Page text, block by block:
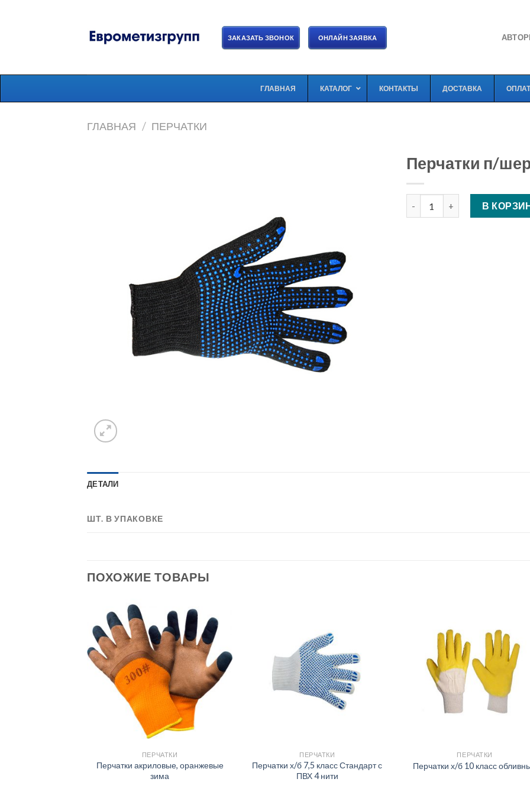
ЗАКАЗАТЬ ЗВОНОК ОНЛАЙН ЗАЯВКА
ГЛАВНАЯ КАТАЛОГ КОНТАКТЫ ДОСТАВКА
ГЛАВНАЯ / ПЕРЧАТКИ
Перчатки п/
Количество Перчатки п/
В
ДЕТАЛИ
ШТ. В УПАКОВКЕ
ПОХОЖИЕ ТОВАРЫ
ПЕРЧАТКИ
Перчатки акриловые, оранжевые
зима
ПЕРЧАТКИ
Перчатки х/б 7,5 класс Стандарт с
ПВХ 4 нити
ПЕРЧАТКИ
Перчатки х/б 10 класс